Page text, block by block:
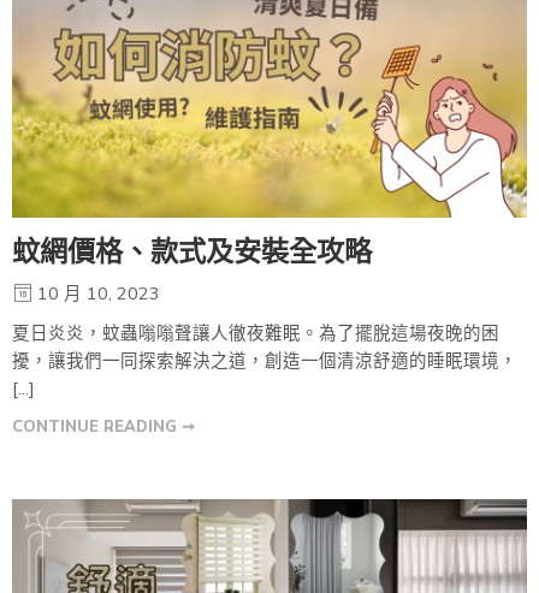
蚊網價格、款式及安裝全攻略
10 月 10, 2023
夏日炎炎，蚊蟲嗡嗡聲讓人徹夜難眠。為了擺脫這場夜晚的困
擾，讓我們一同探索解決之道，創造一個清涼舒適的睡眠環境，
[…]
CONTINUE READING ➞